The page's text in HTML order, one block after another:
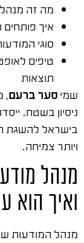
מה זה מנהל
איך פותחים
סוגי
טיפים
תוצאות
שמיסער ברעם
ניסיון בשטח.
בישראל להשגת
ויותר צמיחה.
מנהל
ואיך הוא
מנהל המודעות